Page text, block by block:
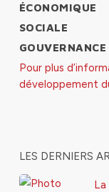
ÉCONOMIQUE
SOCIALE
GOUVERNANCE
Pour plus
développement
LES DERNIERS